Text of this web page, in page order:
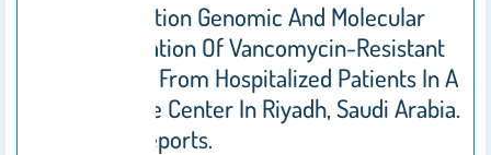
High-Resolution Genomic And Molecular
Characterization Of Vancomycin-Resistant
Enterococci From Hospitalized Patients In A
Tertiary Care Center In Riyadh, Saudi Arabia.
Scientific Reports.